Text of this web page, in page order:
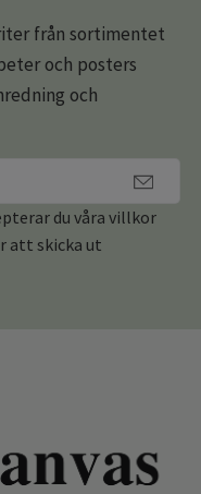
från sortimentet
och posters
och
du våra villkor
att skicka ut